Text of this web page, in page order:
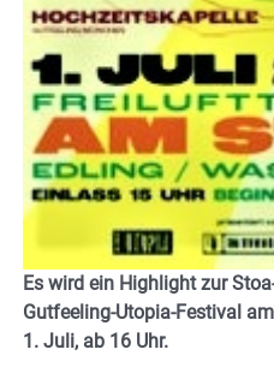
Es wird ein Highlight zur
Gutfeeling-Utopia-Festival
1. Juli, ab 16 Uhr.